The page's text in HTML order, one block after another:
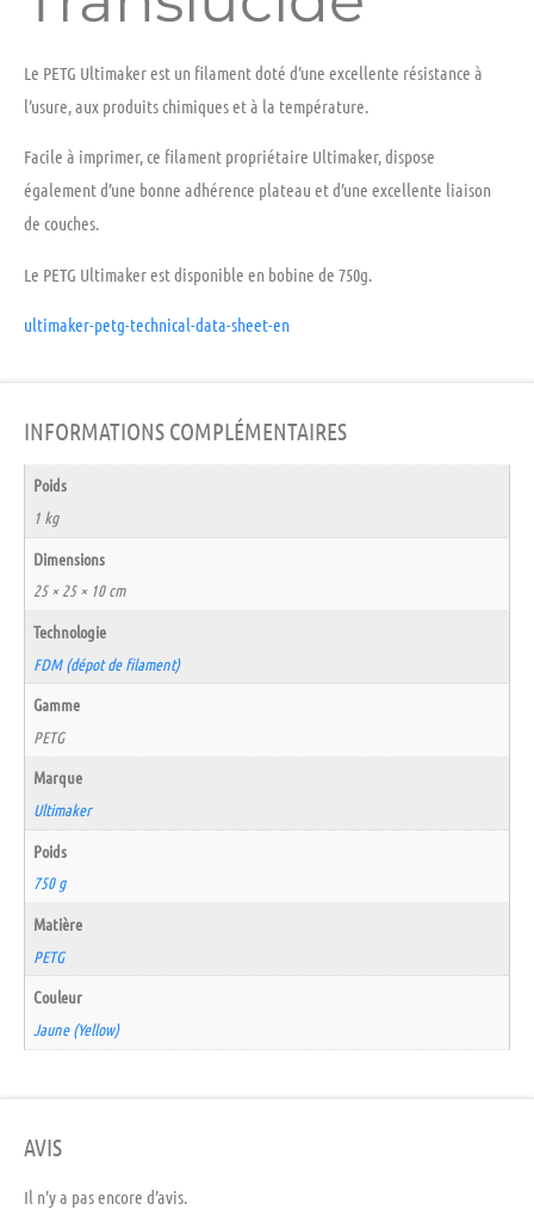
Le PETG Ultimakerest un filament doté d’une excellente résistance à
l’usure, aux produits chimiques et à la température.
Facile à imprimer, ce filament propriétaire Ultimaker, dispose
également d’une bonne adhérence plateau et d’une excellente liaison
de couches.
Le PETG Ultimakerest disponible en bobine de 750g.
ultimaker-petg-technical-data-sheet-en
INFORMATIONS COMPLÉMENTAIRES
Poids
1 kg
Dimensions
25 × 25 × 10 cm
Technologie
FDM (dépot de filament)
Gamme
PETG
Marque
Ultimaker
Poids
750 g
Matière
PETG
Couleur
Jaune (Yellow)
AVIS
Il n’y a pas encore d’avis.